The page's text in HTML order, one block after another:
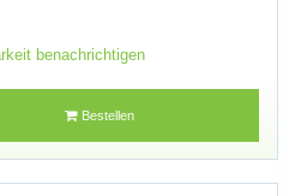
benachrichtigen
Bestellen